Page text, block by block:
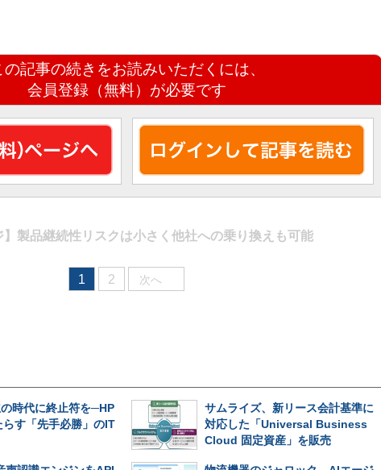
の記事の続きをお読みいただくには、
会員登録（無料）が必要です
製品継続性リスクは小さく他社への乗り換えも可能
1 2 次へ
時代に終止符を─HP
らす「先手必勝」のIT
サムライズ、新リース会計基準に
対応した「Universal Business
Cloud 固定資産」を販売